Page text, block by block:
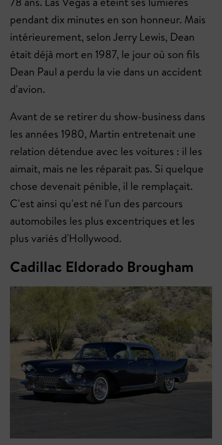
pendant dix minutes en son honneur. Mais
intérieurement, selon Jerry Lewis, Dean
était déjà mort en 1987, le jour où son fils
Dean Paul a perdu la vie dans un accident
d'avion.
Avant de se retirer du show-business dans
les années 1980, Martin entretenait une
relation détendue avec les voitures : il les
aimait, mais ne les réparait pas. Si quelque
chose devenait pénible, il le remplaçait.
C'est ainsi qu'est né l'un des parcours
automobiles les plus excentriques et les
plus variés d'Hollywood.
Cadillac Eldorado Brougham